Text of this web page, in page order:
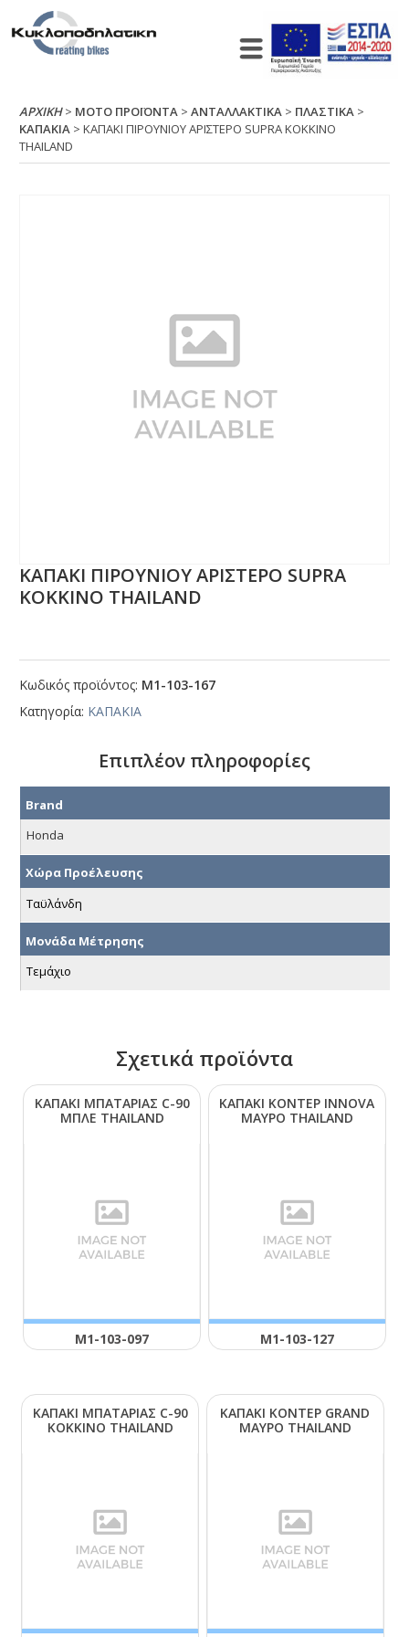
ΑΡΧΙΚΉ> ΜΟΤΟ ΠΡΟΪΟΝΤΑ >ΑΝΤΑΛΛΑΚΤΙΚΑ > ΠΛΑΣΤΙΚΑ >
ΚΑΠΑΚΙΑ > ΚΑΠΑΚΙ ΠΙΡΟΥΝΙΟΥ ΑΡΙΣΤΕΡΟ SUΡRΑ ΚΟΚΚΙΝΟ
ΤΗΑΙLΑΝD
ΚΑΠΑΚΙ ΠΙΡΟΥΝΙΟΥ ΑΡΙΣΤΕΡΟ SUΡRΑ
ΚΟΚΚΙΝΟ ΤΗΑΙLΑΝD
Κωδικός προϊόντος: Μ1-103-167
Κατηγορία: ΚΑΠΑΚΙΑ
Επιπλέον πληροφορίες
Brand
Honda
Χώρα Προέλευσης
Ταϋλάνδη
Μονάδα Μέτρησης
Τεμάχιο
Σχετικά προϊόντα
ΚΑΠΑΚΙ ΜΠΑΤΑΡΙΑΣ C-90
ΜΠΛΕ ΤΗΑΙLΑΝD
Μ1-103-097
ΚΑΠΑΚΙ ΚΟΝΤΕΡ ΙΝΝΟVΑ
ΜΑΥΡΟ ΤΗΑΙLΑΝD
Μ1-103-127
ΚΑΠΑΚΙ ΜΠΑΤΑΡΙΑΣ C-90
ΚΟΚΚΙΝΟ ΤΗΑΙLΑΝD
ΚΑΠΑΚΙ ΚΟΝΤΕΡ GRΑΝD
ΜΑΥΡΟ ΤΗΑΙLΑΝD